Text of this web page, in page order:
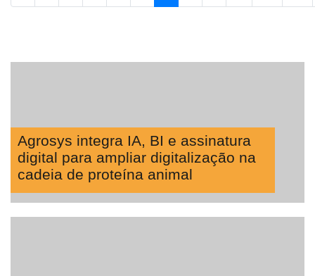
Agrosys integra IA, BI e assinatura
digital para ampliar digitalização na
cadeia de proteína animal